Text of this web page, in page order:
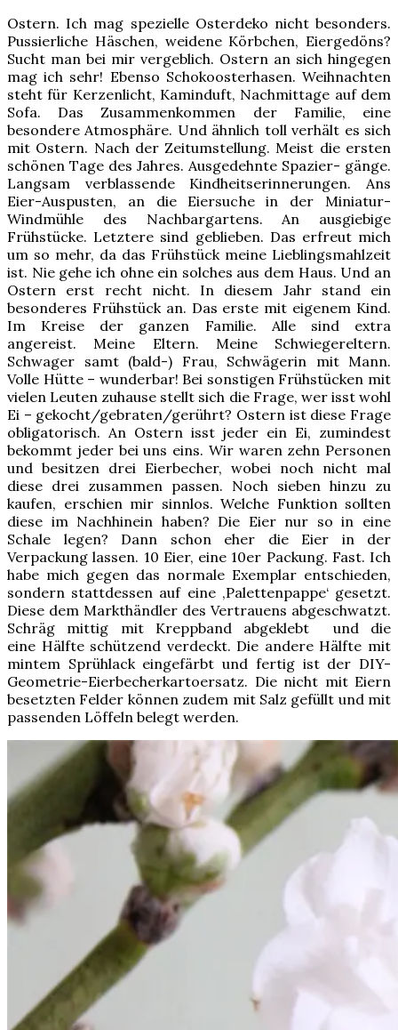
Ostern. Ich mag spezielle Osterdeko nicht besonders.
Pussierliche Häschen, weidene Körbchen, Eiergedöns?
Sucht man bei mir vergeblich. Ostern an sich hingegen
mag ich sehr! Ebenso Schokoosterhasen. Weihnachten
steht für Kerzenlicht, Kaminduft, Nachmittage auf dem
Sofa. Das Zusammenkommen der Familie, eine
besondere Atmosphäre. Und ähnlich toll verhält es sich
mit Ostern. Nach der Zeitumstellung. Meist die ersten
schönen Tage des Jahres. Ausgedehnte Spazier- gänge.
Langsam verblassende Kindheitserinnerungen. Ans
Eier-Auspusten, an die Eiersuche in der Miniatur-
Windmühle des Nachbargartens. An ausgiebige
Frühstücke. Letztere sind geblieben. Das erfreut mich
um so mehr, da das Frühstück meine Lieblingsmahlzeit
ist. Nie gehe ich ohne ein solches aus dem Haus. Und an
Ostern erst recht nicht. In diesem Jahr stand ein
besonderes Frühstück an. Das erste mit eigenem Kind.
Im Kreise der ganzen Familie. Alle sind extra
angereist. Meine Eltern. Meine Schwiegereltern.
Schwager samt (bald-) Frau, Schwägerin mit Mann.
Volle Hütte – wunderbar! Bei sonstigen Frühstücken mit
vielen Leuten zuhause stellt sich die Frage, wer isst wohl
Ei – gekocht/gebraten/gerührt? Ostern ist diese Frage
obligatorisch. An Ostern isst jeder ein Ei, zumindest
bekommt jeder bei uns eins. Wir waren zehn Personen
und besitzen drei Eierbecher, wobei noch nicht mal
diese drei zusammen passen. Noch sieben hinzu zu
kaufen, erschien mir sinnlos. Welche Funktion sollten
diese im Nachhinein haben? Die Eier nur so in eine
Schale legen? Dann schon eher die Eier in der
Verpackung lassen. 10 Eier, eine 10er Packung. Fast. Ich
habe mich gegen das normale Exemplar entschieden,
sondern stattdessen auf eine ‚Palettenpappe‘ gesetzt.
Diese dem Markthändler des Vertrauens abgeschwatzt.
Schräg mittig mit Kreppband abgeklebt und die
eine Hälfte schützend verdeckt. Die andere Hälfte mit
mintem Sprühlack eingefärbt und fertig ist der DIY-
Geometrie-Eierbecherkartoersatz. Die nicht mit Eiern
besetzten Felder können zudem mit Salz gefüllt und mit
passenden Löffeln belegt werden.